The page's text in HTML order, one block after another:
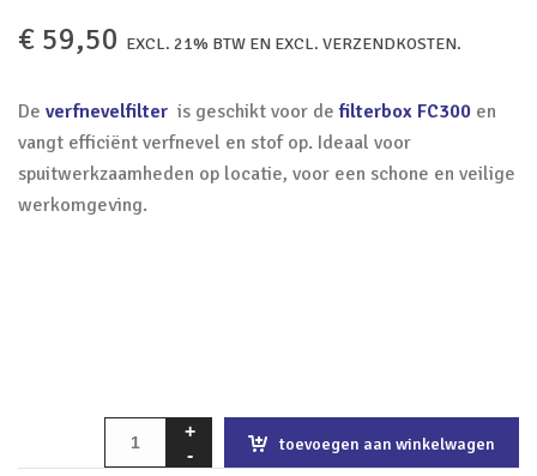
€ 59,50 EXCL. 21% BTW EN EXCL. VERZENDKOSTEN.
De verfnevelfilter is geschikt voor defilterbox FC300 en
vangt efficiënt verfnevel en stof op. Ideaal voor
spuitwerkzaamheden op locatie, voor een schone en veilige
werkomgeving.
toevoegen aan winkelwagen